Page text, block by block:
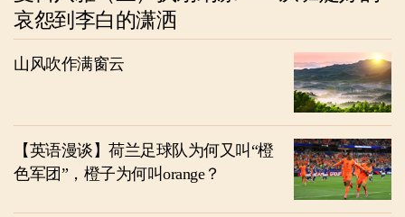
哀怨到李白的潇洒
山风吹作满窗云
【英语漫谈】荷兰足球队为何又叫“橙
色军团”，橙子为何叫orange？